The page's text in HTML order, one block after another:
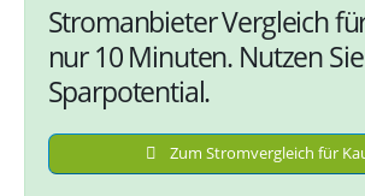
Stromanbieter Vergleich
nur 10 Minuten. Nutzen
Sparpotential.
Zum Stromvergleich für